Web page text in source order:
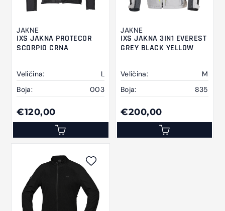
JAKNE
IXS JAKNA PROTECOR
SCORPIO CRNA
Veličina:
L
Boja:
003
€120,00
JAKNE
IXS JAKNA 3IN1 EVEREST
GREY BLACK YELLOW
Veličina:
M
Boja:
835
€200,00